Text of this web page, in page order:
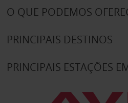
O QUE PODEMOS
PRINCIPAIS DESTINOS
PRINCIPAIS ESTAÇÕES